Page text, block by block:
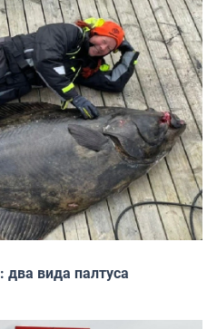
вида палтуса